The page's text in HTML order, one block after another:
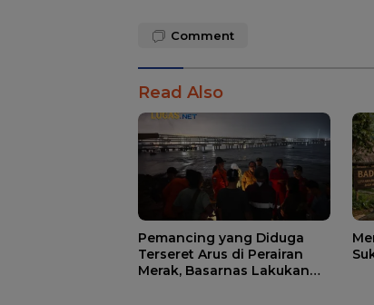
Comment
Read Also
Pemancing yang Diduga
Terseret Arus di Perairan
Merak, Basarnas Lakukan